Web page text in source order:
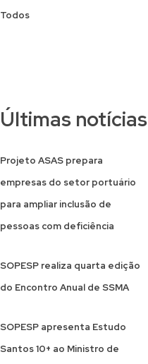
Todos
Últimas notícias
Projeto ASAS prepara
empresas do setor portuário
para ampliar inclusão de
pessoas com deficiência
SOPESP realiza quarta edição
do Encontro Anual de SSMA
SOPESP apresenta Estudo
Santos 10+ ao Ministro de